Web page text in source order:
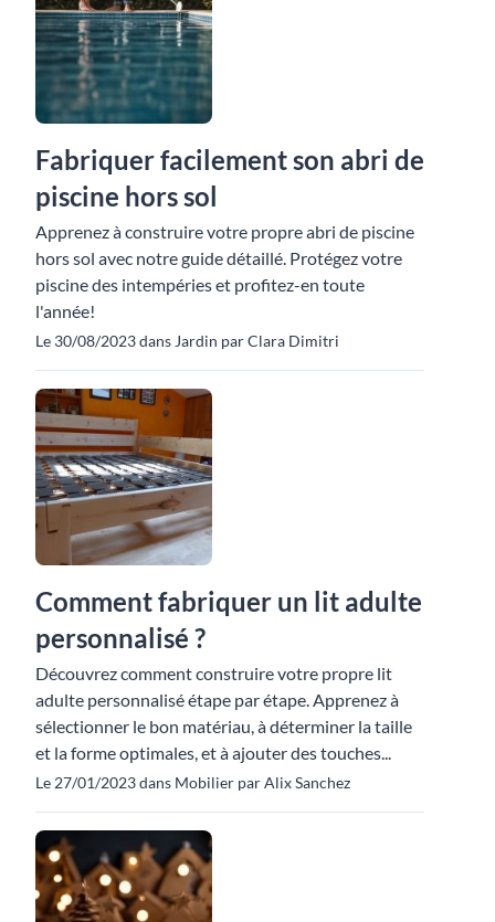
Fabriquer facilement son abri de
piscine hors sol
Apprenez à construire votre propre abri de piscine
hors sol avec notre guide détaillé. Protégez votre
piscine des intempéries et profitez-en toute
l'année!
Le 30/08/2023 dans Jardin par Clara Dimitri
Comment fabriquer un lit adulte
personnalisé ?
Découvrez comment construire votre propre lit
adulte personnalisé étape par étape. Apprenez à
sélectionner le bon matériau, à déterminer la taille
et la forme optimales, et à ajouter des touches...
Le 27/01/2023 dans Mobilier par Alix Sanchez